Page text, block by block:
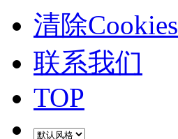
清除Cookies
联系我们
TOP